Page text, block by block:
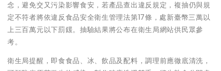
念，避免交又污染影響食安，若產品查出違反規定，複抽仍與規
定不符者將依違反食品安全衛生管理法第17條，處新臺幣三萬以
上三百萬元以下罰鍰。抽驗結果將公布在衛生局網站供民眾參
考。
衛生局提醒，即食食品、冰、飲品及配料，調理前應徹底清洗，